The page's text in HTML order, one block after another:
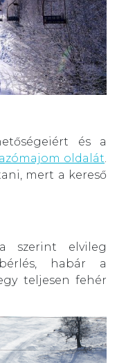
és a
oldalát.
mert a kereső
szerint elvileg
habár a
teljesen fehér